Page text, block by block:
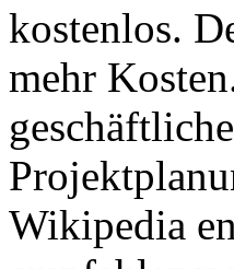
kostenlos.
mehr
Wikipedia